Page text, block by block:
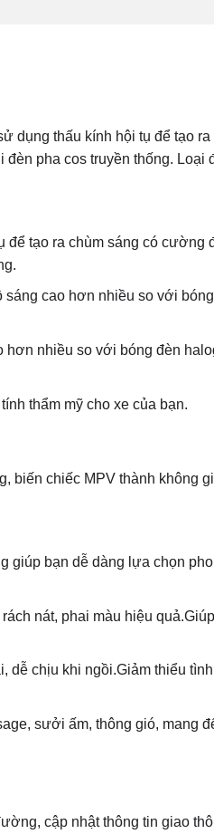
dụng thấu kính hội tụ để tạo
pha cos truyền thống. Loại
tạo ra chùm sáng có cường
cao hơn nhiều so với
nhiều so với bóng đèn
thẩm mỹ cho xe của bạn.
biến chiếc MPV thành không
giúp bạn dễ dàng lựa chọn
nát, phai màu hiệu
dễ chịu khi ngồi.Giảm thiểu
sưởi ấm, thông gió, mang
cập nhật thông tin giao